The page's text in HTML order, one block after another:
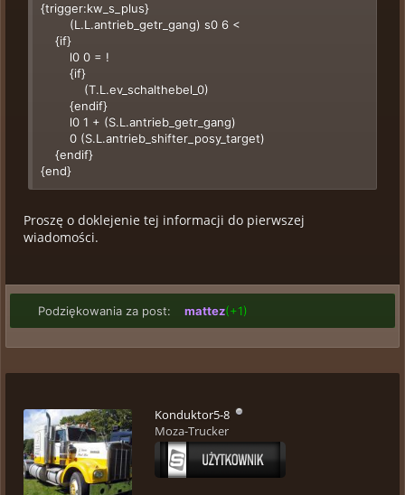
{trigger:kw_s_plus}
(L.L.antrieb_getr_gang) s0 6 <
{if}
l0 0 = !
{if}
(T.L.ev_schalthebel_0)
{endif}
l0 1 + (S.L.antrieb_getr_gang)
0 (S.L.antrieb_shifter_posy_target)
{endif}
{end}
(L.L.antrieb_getr_gang) s0 -1 >
{if}
(T.L.ev_schalthebel_0)
l0 1 - (S.L.antrieb_getr_gang)
{endif}
Proszę o doklejenie tej informacji do pierwszej
wiadomości.
Podziękowania za post: mattez(+1)
Konduktor5-8
Moza-Trucker